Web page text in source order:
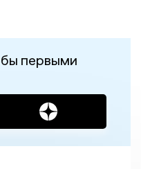
первыми